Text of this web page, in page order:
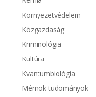
Környezetvédelem
Közgazdaság
Kriminológia
Kultúra
Kvantumbiológia
Mérnök tudományok